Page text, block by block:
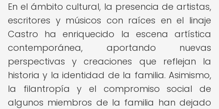
En el ámbito cultural, la presencia de artistas,
escritores y músicos con raíces en el linaje
Castro ha enriquecido la escena artística
contemporánea, aportando nuevas
perspectivas y creaciones que reflejan la
historia y la identidad de la familia. Asimismo,
la filantropía y el compromiso social de
algunos miembros de la familia han dejado